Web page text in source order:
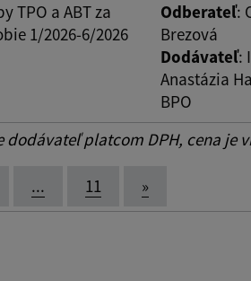
TPO a ABT za
1/2026-6/2026
Odberateľ:
Brezová
Dodávateľ:
Anastázia
BPO
dodávateľ platcom DPH, cena je
... 11 »